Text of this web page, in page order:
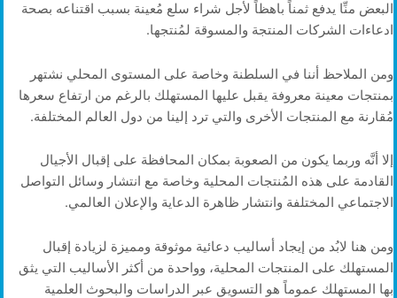
البعض منِّا يدفع ثمناً باهظاً لأجل شراء سلع مُعينة بسبب اقتناعه بصحة
ادعاءات الشركات المنتجة والمسوقة لمُنتجها.
ومن الملاحظ أننا في السلطنة وخاصة على المستوى المحلي نشتهر
بمنتجات معينة معروفة يقبل عليها المستهلك بالرغم من ارتفاع سعرها
مُقارنة مع المنتجات الأخرى والتي ترد إلينا من دول العالم المختلفة.
إلا أنَّه وربما يكون من الصعوبة بمكان المحافظة على إقبال الأجيال
القادمة على هذه المُنتجات المحلية وخاصة مع انتشار وسائل التواصل
الاجتماعي المختلفة وانتشار ظاهرة الدعاية والإعلان العالمي.
ومن هنا لابُد من إيجاد أساليب دعائية موثوقة ومميزة لزيادة إقبال
المستهلك على المنتجات المحلية، وواحدة من أكثر الأساليب التي يثق
بها المستهلك عموماً هو التسويق عبر الدراسات والبحوث العلمية